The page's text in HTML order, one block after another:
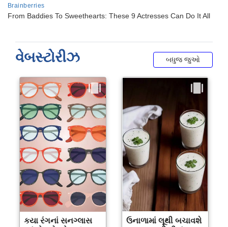
વેબસ્ટોરીઝ બધુજ જુઓ
કયા રંગનાં સનગ્લાસ
ઉનાળામાં લૂથી બચાવશે